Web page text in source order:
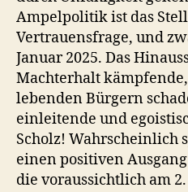
Ampelpolitik ist das
Vertrauensfrage, und
Januar 2025. Das
Machterhalt
lebenden Bürgern
einleitende und
Scholz! Wahrscheinlich
einen positiven
die voraussichtlich am